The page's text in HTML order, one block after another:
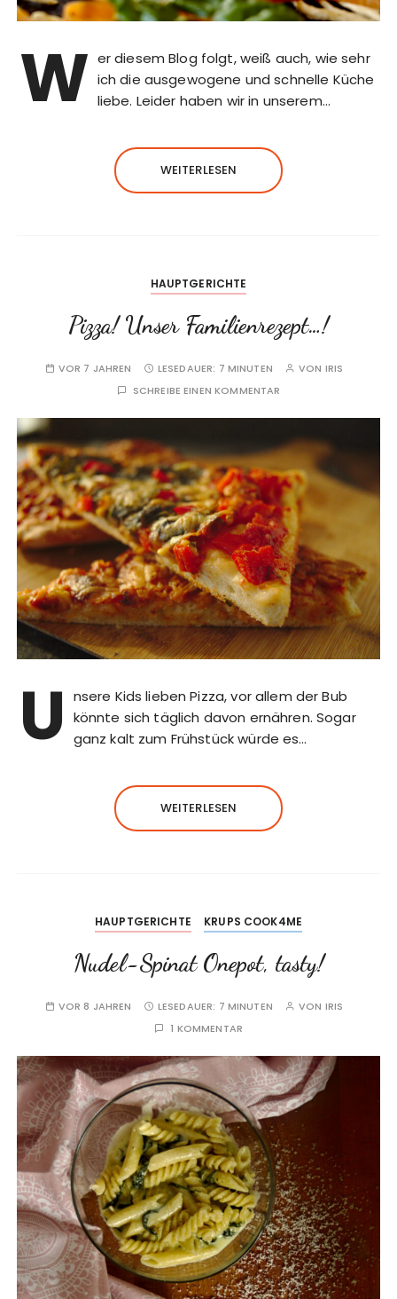
W er diesem Blog folgt, weiß auch, wie sehr
ich die ausgewogene und schnelle Küche
liebe. Leider haben wir in unserem…
WEITERLESEN
HAUPTGERICHTE
Pizza! Unser Familienrezept…!
VOR 7 JAHREN LESEDAUER: 7 MINUTEN VON IRIS
SCHREIBE EINEN KOMMENTAR
U
nsere Kids lieben Pizza, vor allem der Bub
könnte sich täglich davon ernähren. Sogar
ganz kalt zum Frühstück würde es…
WEITERLESEN
HAUPTGERICHTE KRUPS COOK4ME
Nudel-Spinat Onepot, tasty!
VOR 8 JAHREN LESEDAUER: 7 MINUTEN VON IRIS
1 KOMMENTAR